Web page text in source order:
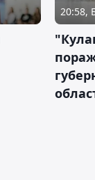
20:58,